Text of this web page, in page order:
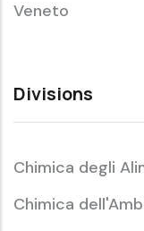
Veneto
Divisions
Chimica degli
Chimica